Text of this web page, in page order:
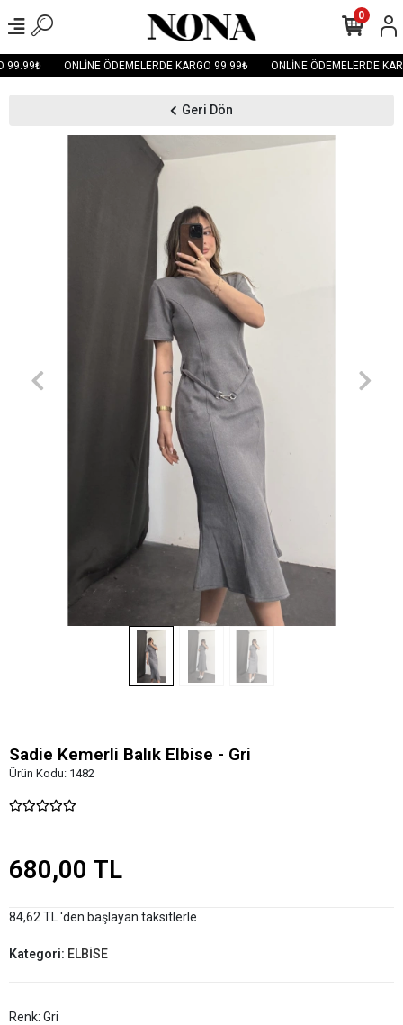
99.99₺ ONLİNE ÖDEMELERDE KARGO 99.99₺ ONLİNE ÖDEMELERDE
0
Geri Dön
Sadie Kemerli Balık Elbise - Gri
Ürün Kodu: 1482
680,00 TL
84,62 TL 'den başlayan taksitlerle
Kategori: ELBİSE
Renk: Gri